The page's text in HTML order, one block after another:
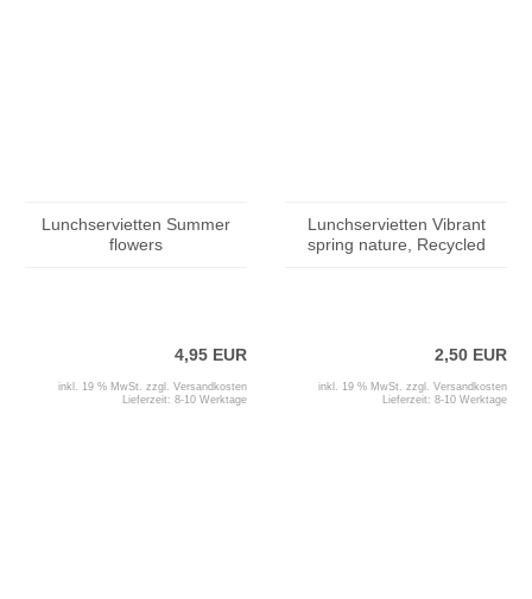
Lunchservietten Summer
flowers
4,95 EUR
inkl. 19 % MwSt. zzgl. Versandkosten
Lieferzeit: 8-10 Werktage
Lunchservietten Vibrant
spring nature, Recycled
2,50 EUR
inkl. 19 % MwSt. zzgl. Versandkosten
Lieferzeit: 8-10 Werktage